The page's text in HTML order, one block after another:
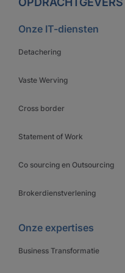
Onze IT-diensten
Detachering
Vaste Werving
Cross border
Statement of Work
Co sourcing en Outsourcing
Brokerdienstverlening
Onze expertises
Business Transformatie